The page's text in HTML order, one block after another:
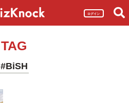
ログイン
TAG
#BiSH